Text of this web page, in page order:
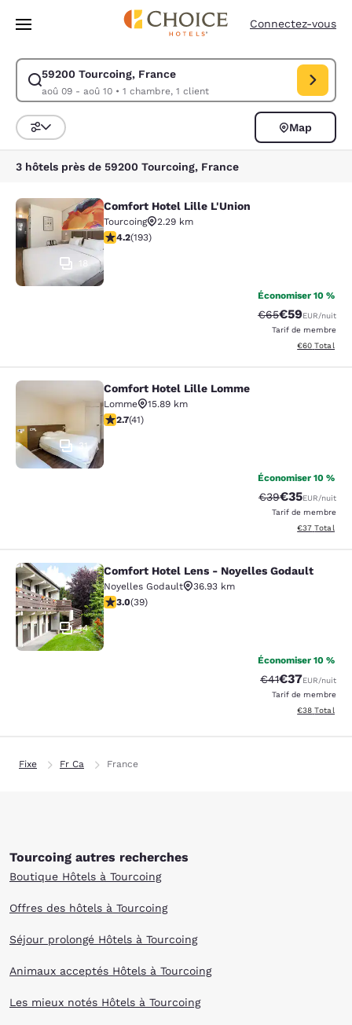
Passer à Contenu Principal
Connectez-vous
59200 Tourcoing, France
aoû 09 - aoû 10• 1 chambre, 1 client
Modifiez la recherche pour 59200 Tourcoing, France. Date d’arrivée
Trier et filtrer
Map
3 hôtels près de 59200 Tourcoing, France
Comfort Hotel Lille L'Union
18
Comfort Hotel Lille L'Union
Tourcoing
2.29 km
4.23 étoiles. Excellent. 193 commentaires
4.2(193)
Économiser 10 %
Tarif barré :
€65Tarif réduit :
€59EUR/nuit
Tarif de membre
Afficher les
€60 Total
Comfort Hotel Lille Lomme
31
Comfort Hotel Lille Lomme
Lomme
15.89 km
2.66 étoiles. Moyen. 41 commentaires
2.7(41)
Économiser 10 %
Tarif barré :
€39Tarif réduit :
€35EUR/nuit
Tarif de membre
Afficher les
€37 Total
Comfort Hotel Lens - Noyelles
14
Comfort Hotel Lens - Noyelles Godault
Noyelles Godault
36.93 km
3.03 étoiles. Moyen. 39 commentaires
3.0(39)
Économiser 10 %
Tarif barré :
€41Tarif réduit :
€37EUR/nuit
Tarif de membre
Afficher les
€38 Total
Fixe Fr Ca France
Tourcoing autres recherches
Boutique Hôtels à Tourcoing
Offres des hôtels à Tourcoing
Séjour prolongé Hôtels à Tourcoing
Animaux acceptés Hôtels à Tourcoing
Les mieux notés Hôtels à Tourcoing